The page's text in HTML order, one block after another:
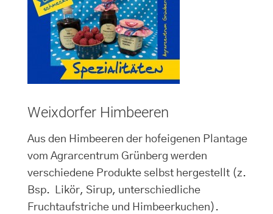
Weixdorfer Himbeeren
Aus den Himbeeren der hofeigenen Plantage
vom Agrarcentrum Grünberg werden
verschiedene Produkte selbst hergestellt (z.
Bsp. Likör, Sirup, unterschiedliche
Fruchtaufstriche und Himbeerkuchen).